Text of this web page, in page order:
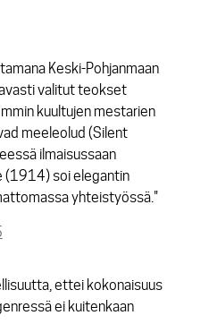
Keski-Pohjanmaan
valitut teokset
kuultujen mestarien
meeleolud (Silent
ilmaisussaan
(1914) soi elegantin
yhteistyössä."
ettei kokonaisuus
ei kuitenkaan